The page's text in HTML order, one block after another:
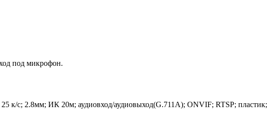
под микрофон.
к/с; 2.8мм; ИК 20м; аудиовход/аудиовыход(G.711A); ONVIF; RTSP; пластик;